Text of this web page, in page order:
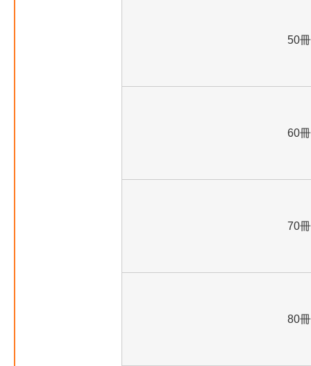
50冊
60冊
70冊
80冊